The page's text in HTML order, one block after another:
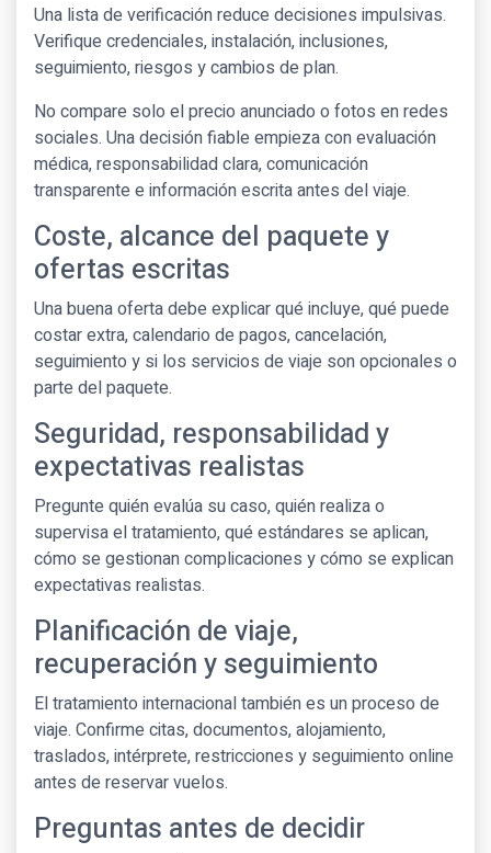
Una lista de verificación reduce decisiones impulsivas.
Verifique credenciales, instalación, inclusiones,
seguimiento, riesgos y cambios de plan.
No compare solo el precio anunciado o fotos en redes
sociales. Una decisión fiable empieza con evaluación
médica, responsabilidad clara, comunicación
transparente e información escrita antes del viaje.
Coste, alcance del paquete y
ofertas escritas
Una buena oferta debe explicar qué incluye, qué puede
costar extra, calendario de pagos, cancelación,
seguimiento y si los servicios de viaje son opcionales o
parte del paquete.
Seguridad, responsabilidad y
expectativas realistas
Pregunte quién evalúa su caso, quién realiza o
supervisa el tratamiento, qué estándares se aplican,
cómo se gestionan complicaciones y cómo se explican
expectativas realistas.
Planificación de viaje,
recuperación y seguimiento
El tratamiento internacional también es un proceso de
viaje. Confirme citas, documentos, alojamiento,
traslados, intérprete, restricciones y seguimiento online
antes de reservar vuelos.
Preguntas antes de decidir